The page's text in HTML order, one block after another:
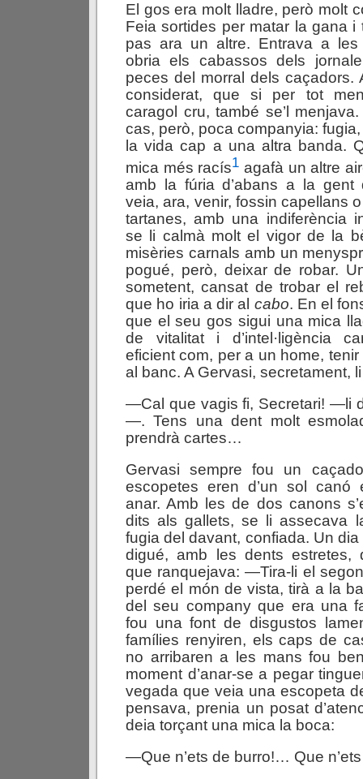
El gos era molt lladre, però molt
Feia sortides per matar la gana i
pas ara un altre. Entrava a
obria els cabassos dels
peces del morral dels caçadors.
considerat, que si per tot
caragol cru, també se’l
cas, però, poca companyia:
la vida cap a una altra banda.
mica més racís1 agafà un altre
amb la fúria d’abans a la gent
veia, ara, venir, fossin capellans
tartanes, amb una indiferència
se li calmà molt el vigor de la
misèries carnals amb un
pogué, però, deixar de robar.
sometent, cansat de trobar el
que ho iria a dir al cabo. En el
que el seu gos sigui una mica
de vitalitat i d’intel·ligència
eficient com, per a un home,
al banc. A Gervasi, secretament,
—Cal que vagis fi, Secretari! —li
—. Tens una dent molt
prendrà cartes…
Gervasi sempre fou un
escopetes eren d’un sol canó
anar. Amb les de dos canons
dits als gallets, se li assecava
fugia del davant, confiada. Un
digué, amb les dents estretes,
que ranquejava: —Tira-li el
perdé el món de vista, tirà a la
del seu company que era una
fou una font de disgustos
famílies renyiren, els caps de
no arribaren a les mans fou
moment d’anar-se a pegar
vegada que veia una escopeta
pensava, prenia un posat
deia torçant una mica la boca:
—Que n’ets de burro!… Que